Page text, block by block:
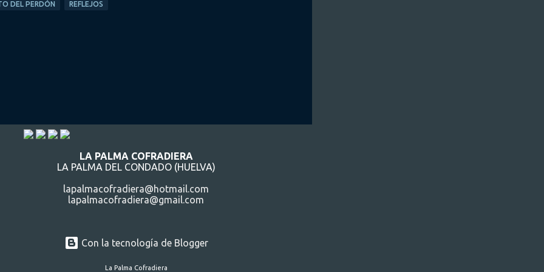
DEL PERDÓN REFLEJOS
LA PALMA COFRADIERA
LA PALMA DEL CONDADO (HUELVA)
lapalmacofradiera@hotmail.com
lapalmacofradiera@gmail.com
Con la tecnología de Blogger
La Palma Cofradiera